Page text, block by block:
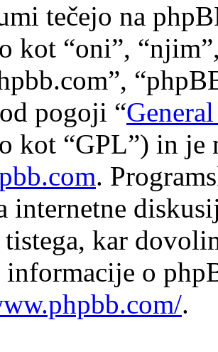
tečejo na
kot “oni”,
pogoji “
kot “GPL”) in
.
internetne
kar
informacije o
.